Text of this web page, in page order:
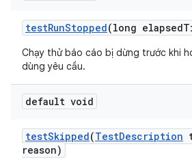
testRunStopped(long elapsed
Chạy thử báo cáo bị dừng trước khi
dùng yêu cầu.
default void
testSkipped(TestDescription
reason)